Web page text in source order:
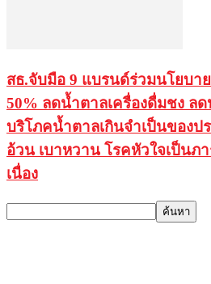
สธ.จับมือ 9 แบรนด์ร่วมนโยบา
50% ลดน้ำตาลเครื่องดื่มชง ล
บริโภคน้ำตาลเกินจำเป็นของป
อ้วน เบาหวาน โรคหัวใจเป็นภ
เนื่อง